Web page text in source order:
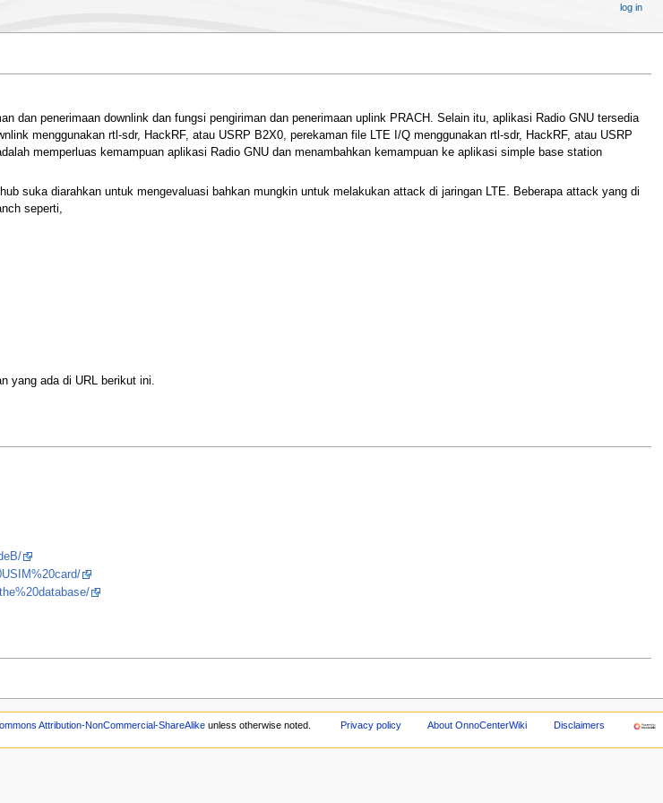
dan penerimaan downlink dan fungsi pengiriman dan penerimaan uplink PRACH. Selain itu, aplikasi Radio GNU tersedia
menggunakan rtl-sdr, HackRF, atau USRP B2X0, perekaman file LTE I/Q menggunakan rtl-sdr, HackRF, atau USRP
memperluas kemampuan aplikasi Radio GNU dan menambahkan kemampuan ke aplikasi simple base station
suka diarahkan untuk mengevaluasi bahkan mungkin untuk melakukan attack di jaringan LTE. Beberapa attack yang di
seperti,
yang ada di URL berikut ini.
log in
Attribution-NonCommercial-ShareAlikeunless otherwise noted. Privacy policy About OnnoCenterWiki Disclaimers